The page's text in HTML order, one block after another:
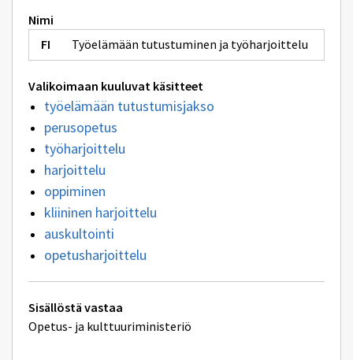
Nimi
Työelämään tutustuminen ja työharjoittelu
Valikoimaan kuuluvat käsitteet
työelämään tutustumisjakso
perusopetus
työharjoittelu
harjoittelu
oppiminen
kliininen harjoittelu
auskultointi
opetusharjoittelu
Tekniset
lisätiedot
Sisällöstä vastaa
Opetus- ja kulttuuriministeriö